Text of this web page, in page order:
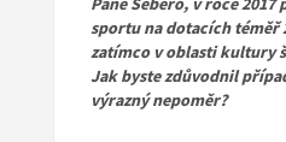
sportu na dotacích
zatímco v oblasti kultury
Jak byste zdůvodnil
výrazný nepoměr?